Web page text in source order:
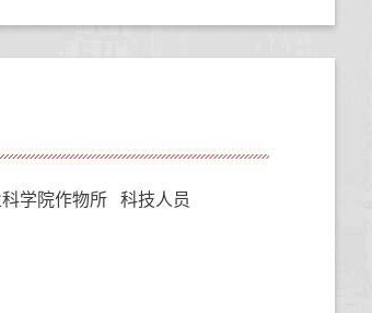
科学院作物所 科技人员